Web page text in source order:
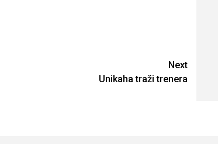
Next
Unikaha traži trenera